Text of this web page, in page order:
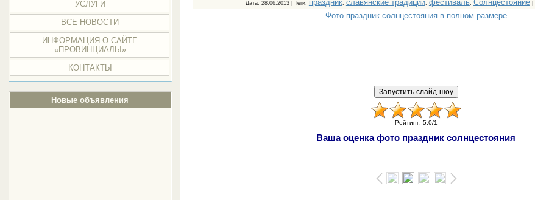
УСЛУГИ
ВСЕ НОВОСТИ
ИНФОРМАЦИЯ О САЙТЕ
«ПРОВИНЦИАЛЫ»
КОНТАКТЫ
Новые объявления
Дата: 28.06.2013 | Теги: праздник, славянские традиции фестиваль, Солнцестояние|
Фото праздник солнцестояния в полном размере
Рейтинг: 5.0/1
Ваша оценка фото праздник солнцестояния